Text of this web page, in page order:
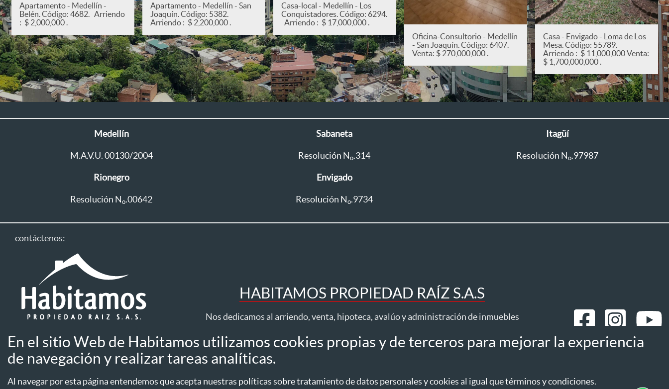
Apartamento - Medellín -
Belén. Código: 4682. Arriendo
: $ 2,000,000 .
Apartamento - Medellín - San
Joaquín. Código: 5382.
Arriendo : $ 2,200,000 .
Casa-local - Medellín - Los
Conquistadores. Código: 6294.
Arriendo : $ 17,000,000 .
Oficina-Consultorio - Medellín
- San Joaquín. Código: 6407.
Venta: $ 270,000,000 .
Casa - Envigado - Loma de Los
Mesa. Código: 55789.
Arriendo : $ 11,000,000 Venta:
$ 1,700,000,000 .
Medellín
M.A.V.U. 00130/2004
Sabaneta
Resolución No.314
Itagüí
Resolución No.97987
Rionegro
Resolución No.00642
Envigado
Resolución No.9734
contáctenos:
Línea única: 604 411 1333
HABITAMOS PROPIEDAD RAÍZ S.A.S
Nos dedicamos al arriendo, venta, hipoteca, avalúo y administración de inmuebles
Todos los derechos reservados ® 2026 Habitamos
Aviso de privacidad Tratamiento datos
En el sitio Web de Habitamos utilizamos cookies propias y de terceros para mejorar la experiencia
de navegación y realizar tareas analíticas.
Al navegar por esta página entendemos que acepta nuestras políticas sobre tratamiento de datos personales y cookies al igual que términos y condiciones.